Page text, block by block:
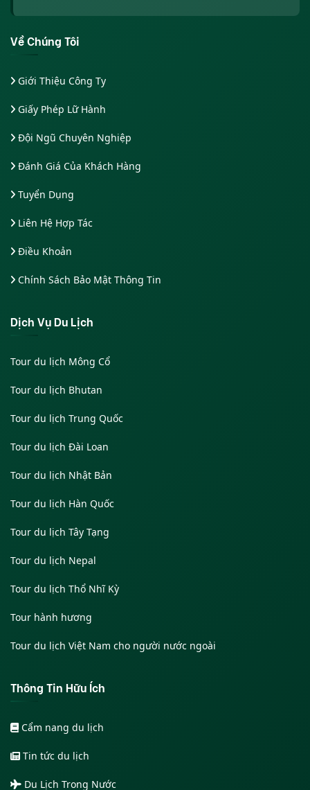
Về Chúng Tôi
Giới Thiệu Công Ty
Giấy Phép Lữ Hành
Đội Ngũ Chuyên Nghiệp
Đánh Giá Của Khách Hàng
Tuyển Dụng
Liên Hệ Hợp Tác
Điều Khoản
Chính Sách Bảo Mật Thông Tin
Dịch Vụ Du Lịch
Tour du lịch Mông Cổ
Tour du lịch Bhutan
Tour du lịch Trung Quốc
Tour du lịch Đài Loan
Tour du lịch Nhật Bản
Tour du lịch Hàn Quốc
Tour du lịch Tây Tạng
Tour du lịch Nepal
Tour du lịch Thổ Nhĩ Kỳ
Tour hành hương
Tour du lịch Việt Nam cho người nước ngoài
Thông Tin Hữu Ích
Cẩm nang du lịch
Tin tức du lịch
Du Lịch Trong Nước